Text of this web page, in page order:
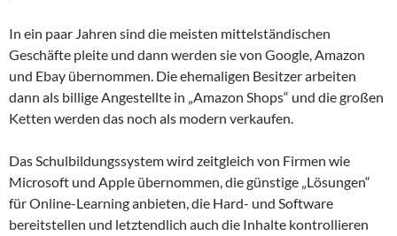
In ein paar Jahren sind die meisten mittelständischen
Geschäfte pleite und dann werden sie von Google, Amazon
und Ebay übernommen. Die ehemaligen Besitzer arbeiten
dann als billige Angestellte in „Amazon Shops“ und die großen
Ketten werden das noch als modern verkaufen.
Das Schulbildungssystem wird zeitgleich von Firmen wie
Microsoft und Apple übernommen, die günstige „Lösungen“
für Online-Learning anbieten, die Hard- und Software
bereitstellen und letztendlich auch die Inhalte kontrollieren